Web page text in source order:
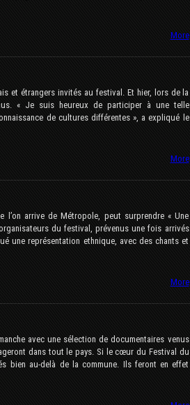
More
et étrangers invités au festival. Et hier, lors de la
« Je suis heureux de participer à une telle
de cultures différentes », a expliqué le
More
l’on arrive de Métropole, peut surprendre « Une
du festival, prévenus une fois arrivés
une représentation ethnique, avec des chants et
More
avec une sélection de documentaires venus
dans tout le pays. Si le cœur du Festival du
bien au-delà de la commune. Ils feront en effet